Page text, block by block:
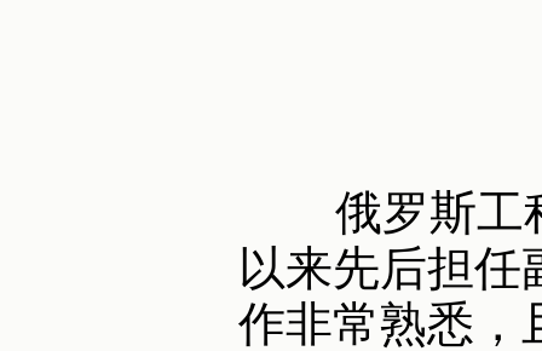
俄罗斯工程
以来先后担
作非常熟悉，